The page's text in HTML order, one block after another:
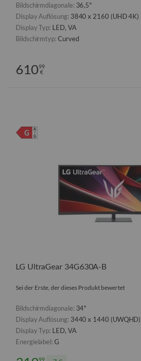
Bildschirmdiagonale: 36,5"
Display Auflösung: 3840 x 2160 (UHD 4K)
Display Typ: LED, VA
Bildschirmtyp: Curved
61099
€
LG UltraGear 34G630A-B
Sei der Erste, der dieses Produkt bewertet
Bildschirmdiagonale: 34"
Display Auflösung: 3440 x 1440 (UWQHD)
Display Typ: LED, VA
Energielabel:G
99